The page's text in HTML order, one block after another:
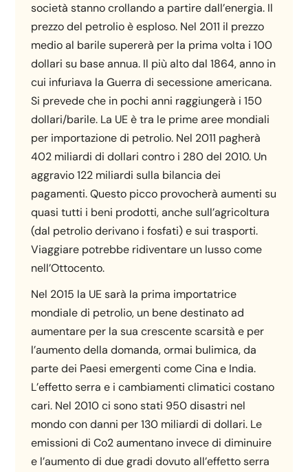
società stanno crollando a partire dall’energia. Il
prezzo del petrolio è esploso. Nel 2011 il prezzo
medio al barile supererà per la prima volta i 100
dollari su base annua. Il più alto dal 1864, anno in
cui infuriava la Guerra di secessione americana.
Si prevede che in pochi anni raggiungerà i 150
dollari/barile. La UE è tra le prime aree mondiali
per importazione di petrolio. Nel 2011 pagherà
402 miliardi di dollari contro i 280 del 2010. Un
aggravio 122 miliardi sulla bilancia dei
pagamenti. Questo picco provocherà aumenti su
quasi tutti i beni prodotti, anche sull’agricoltura
(dal petrolio derivano i fosfati) e sui trasporti.
Viaggiare potrebbe ridiventare un lusso come
nell’Ottocento.
Nel 2015 la UE sarà la prima importatrice
mondiale di petrolio, un bene destinato ad
aumentare per la sua crescente scarsità e per
l’aumento della domanda, ormai bulimica, da
parte dei Paesi emergenti come Cina e India.
L’effetto serra e i cambiamenti climatici costano
cari. Nel 2010 ci sono stati 950 disastri nel
mondo con danni per 130 miliardi di dollari. Le
emissioni di Co2 aumentano invece di diminuire
e l’aumento di due gradi dovuto all’effetto serra